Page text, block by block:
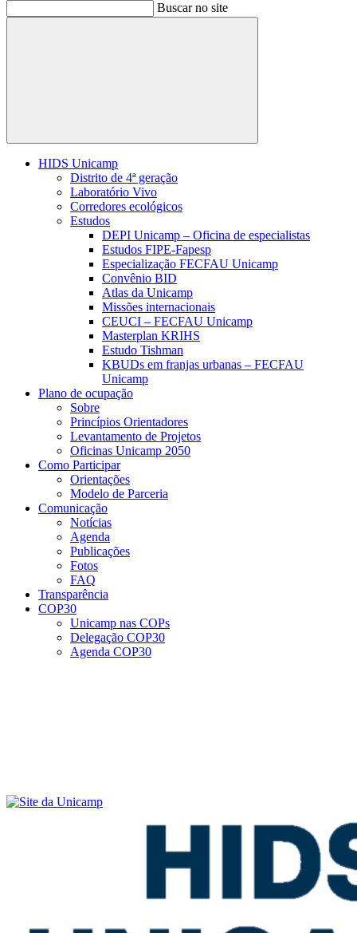
Buscar no site
Buscar
HIDS Unicamp
Distrito de 4ª geração
Laboratório Vivo
Corredores ecológicos
Estudos
DEPI Unicamp – Oficina de especialistas
Estudos FIPE-Fapesp
Especialização FECFAU Unicamp
Convênio BID
Atlas da Unicamp
Missões internacionais
CEUCI – FECFAU Unicamp
Masterplan KRIHS
Estudo Tishman
KBUDs em franjas urbanas – FECFAU
Unicamp
Plano de ocupação
Sobre
Princípios Orientadores
Levantamento de Projetos
Oficinas Unicamp 2050
Como Participar
Orientações
Modelo de Parceria
Comunicação
Notícias
Agenda
Publicações
Fotos
FAQ
Transparência
COP30
Unicamp nas COPs
Delegação COP30
Agenda COP30